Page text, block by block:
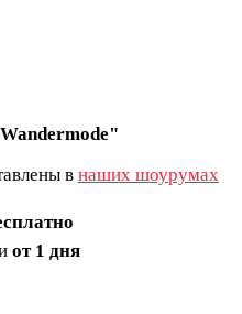
в наших шоурумах
от 1 дня